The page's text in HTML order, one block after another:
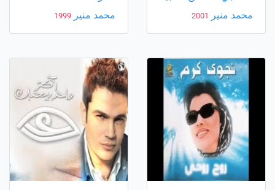
محمد منير 2001 محمد منير 1999